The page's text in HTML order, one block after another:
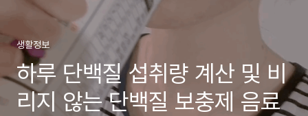
생활정보
하루 단백질 섭취량 계산 및 비
리지 않는 단백질 보충제 음료